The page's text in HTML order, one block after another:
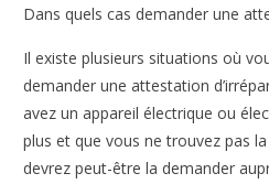
Dans quels cas demander une
Il existe plusieurs situations où
demander une attestation
avez un appareil électrique ou
plus et que vous ne trouvez pas
devrez peut-être la demander